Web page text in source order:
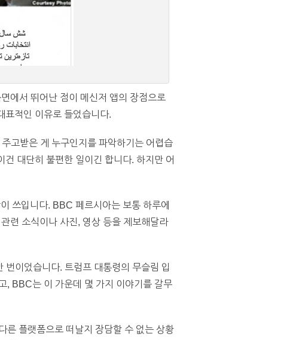
에서 뛰어난 점이 메신저 앱의 장점으로
표적인 이유로 들었습니다.
고받은 게 누구인지를 파악하기는 어렵습
대단히 불편한 일이긴 합니다. 하지만 어
쓰입니다. BBC 페르시아는 보통 하루에
련 소식이나 사진, 영상 등을 제보해달라
이었습니다. 트럼프 대통령의 무슬림 입
, BBC는 이 가운데 몇 가지 이야기를 갈무
른 플랫폼으로 떠날지 장담할 수 없는 상황